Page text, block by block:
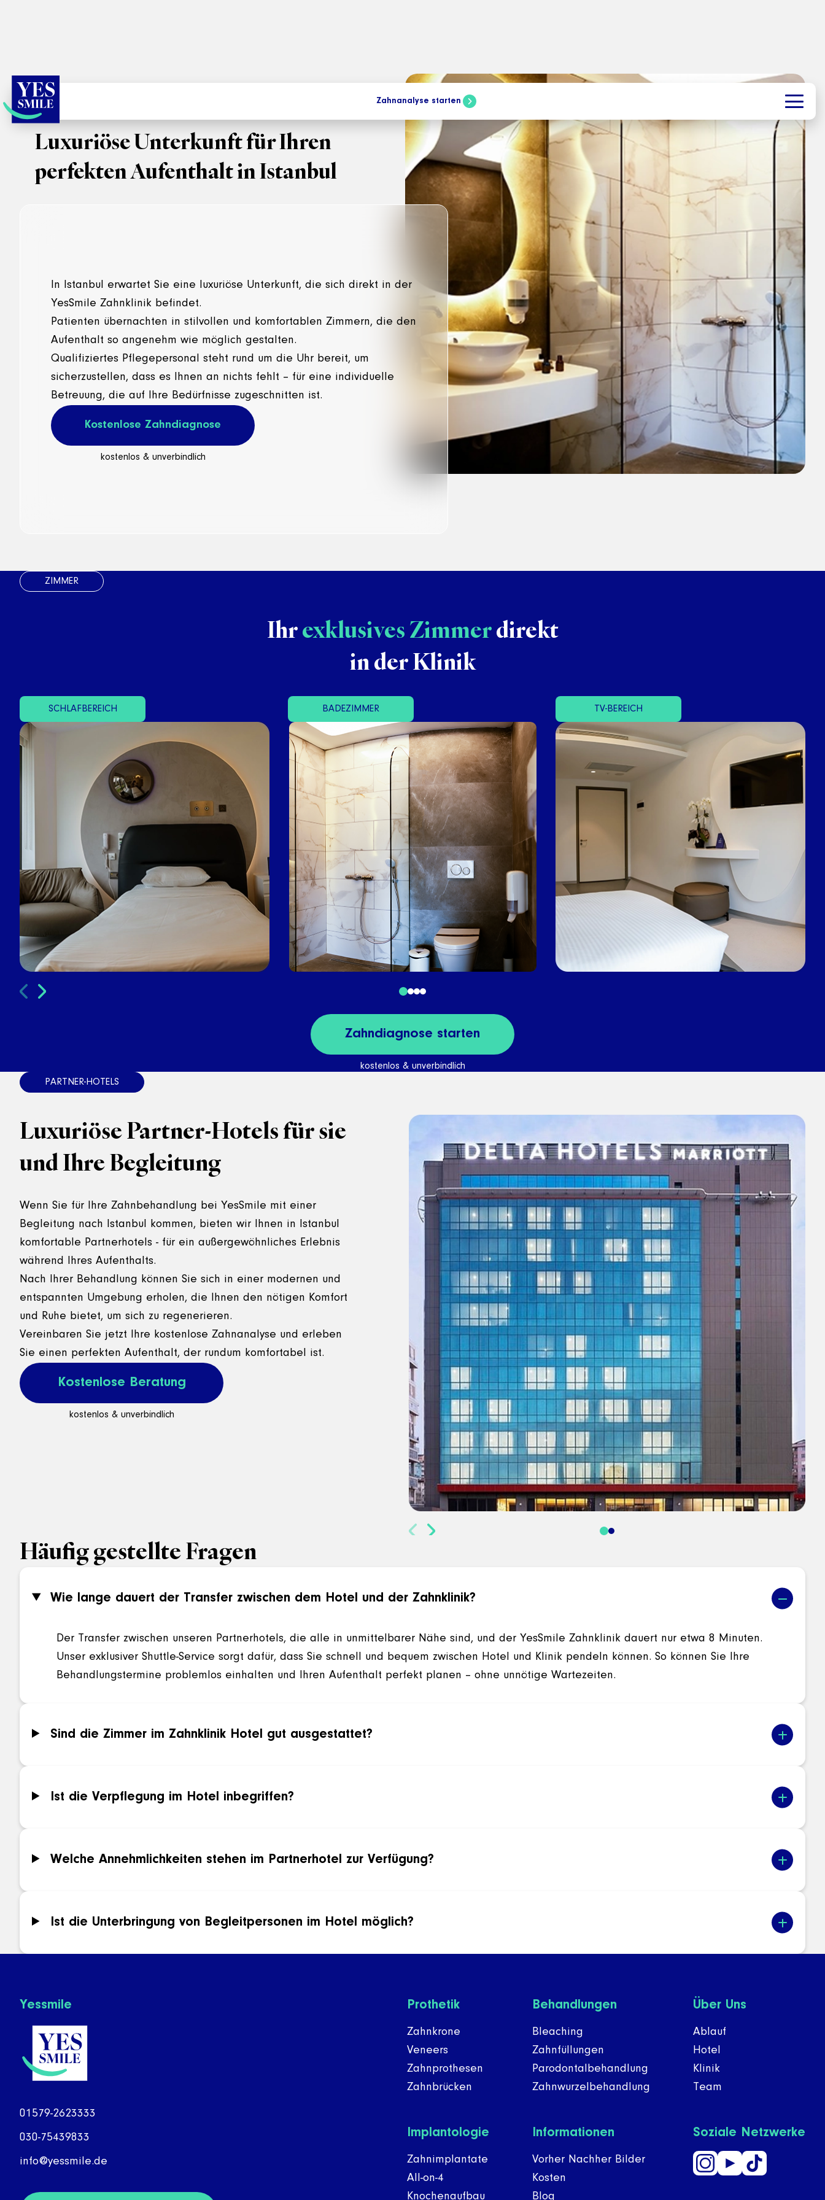
Zahnanalyse starten
Luxuriöse Unterkunft für Ihren
perfekten Aufenthalt in Istanbul
In Istanbul erwartet Sie eine luxuriöse Unterkunft, die sich direkt in der
YesSmile Zahnklinik befindet.
Patienten übernachten in stilvollen und komfortablen Zimmern, die den
Aufenthalt so angenehm wie möglich gestalten.
Qualifiziertes Pflegepersonal steht rund um die Uhr bereit, um
sicherzustellen, dass es Ihnen an nichts fehlt – für eine individuelle
Betreuung, die auf Ihre Bedürfnisse zugeschnitten ist.
Kostenlose Zahndiagnose
kostenlos & unverbindlich
Ihrexklusives Zimmerdirekt
in der Klinik
SCHLAFBEREICH BADEZIMMER TV-BEREICH
Zahndiagnose starten
kostenlos & unverbindlich
Luxuriöse Partner-Hotels für sie
und Ihre Begleitung
Wenn Sie für Ihre Zahnbehandlung bei YesSmile mit einer
Begleitung nach Istanbul kommen, bieten wir Ihnen in Istanbul
komfortable Partnerhotels - für ein außergewöhnliches Erlebnis
während Ihres Aufenthalts.
Nach Ihrer Behandlung können Sie sich in einer modernen und
entspannten Umgebung erholen, die Ihnen den nötigen Komfort
und Ruhe bietet, um sich zu regenerieren.
Vereinbaren Sie jetzt Ihre kostenlose Zahnanalyse und erleben
Sie einen perfekten Aufenthalt, der rundum komfortabel ist.
Kostenlose Beratung
kostenlos & unverbindlich
Häufig gestellte Fragen
Wie lange dauert der Transfer zwischen dem Hotel und der Zahnklinik?
Der Transfer zwischen unseren Partnerhotels, die alle in unmittelbarer Nähe sind, und der YesSmile Zahnklinik dauert nur etwa 8 Minuten.
Unser exklusiver Shuttle-Service sorgt dafür, dass Sie schnell und bequem zwischen Hotel und Klinik pendeln können. So können Sie Ihre
Behandlungstermine problemlos einhalten und Ihren Aufenthalt perfekt planen – ohne unnötige Wartezeiten.
Sind die Zimmer im Zahnklinik Hotel gut ausgestattet?
Ist die Verpflegung im Hotel inbegriffen?
Welche Annehmlichkeiten stehen im Partnerhotel zur Verfügung?
Ist die Unterbringung von Begleitpersonen im Hotel möglich?
Yessmile
01579-2623333
030-75439833
info@yessmile.de
Prothetik
Zahnkrone
Veneers
Zahnprothesen
Zahnbrücken
Behandlungen
Bleaching
Zahnfüllungen
Parodontalbehandlung
Zahnwurzelbehandlung
Über Uns
Ablauf
Hotel
Klinik
Team
Implantologie
Zahnimplantate
All-on-4
Knochenaufbau
Informationen
Vorher Nachher Bilder
Kosten
Blog
Soziale Netzwerke